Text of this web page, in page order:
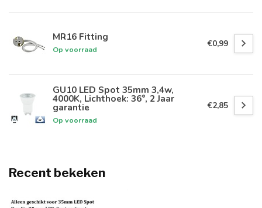
MR16 Fitting
Op voorraad
€0,99
GU10 LED Spot 35mm 3,4w,
4000K, Lichthoek: 36°, 2 Jaar
garantie
Op voorraad
€2,85
Recent bekeken